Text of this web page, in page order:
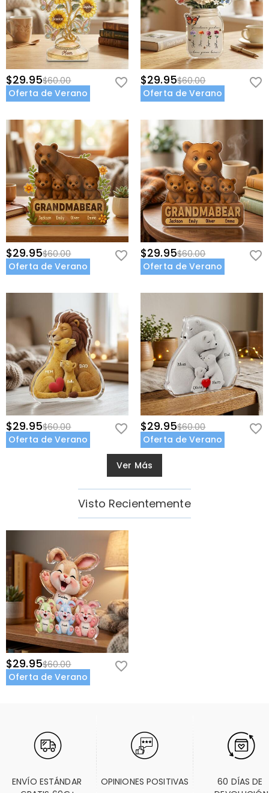
$29.95$60.00
Oferta de Verano
$29.95$60.00
Oferta de Verano
$29.95$60.00
Oferta de Verano
$29.95$60.00
Oferta de Verano
$29.95$60.00
Oferta de Verano
$29.95$60.00
Oferta de Verano
Ver Más
Visto Recientemente
$29.95$60.00
Oferta de Verano
ENVÍO ESTÁNDAR
OPINIONES POSITIVAS
60 DÍAS DE